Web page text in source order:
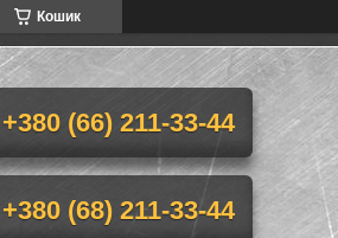
Кошик
+380 (66) 211-33-44
+380 (68) 211-33-44